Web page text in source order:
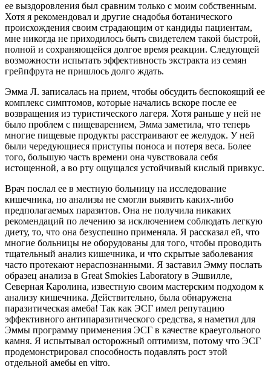
ее выздоровления был сравним только с моим собственным.
Хотя я рекомендовал и другие снадобья ботанического
происхождения своим страдающим от кандиды пациентам,
мне никогда не приходилось быть свидетелем такой быстрой,
полной и сохраняющейся долгое время реакции. Следующей
возможности испытать эффективность экстракта из семян
грейпфрута не пришлось долго ждать.
Эмма Л. записалась на прием, чтобы обсудить беспокоящий ее
комплекс симптомов, которые начались вскоре после ее
возвращения из туристического лагеря. Хотя раньше у ней не
было проблем с пищеварением, Эмма заметила, что теперь
многие пищевые продукты расстраивают ее желудок. У ней
были чередующиеся приступы поноса и потеря веса. Более
того, большую часть времени она чувствовала себя
истощенной, а во рту ощущался устойчивый кислый привкус.
Врач послал ее в местную больницу на исследование
кишечника, но анализы не смогли выявить каких-либо
предполагаемых паразитов. Она не получила никаких
рекомендаций по лечению за исключением соблюдать легкую
диету, то, что она безуспешно применяла. Я рассказал ей, что
многие больницы не оборудованы для того, чтобы проводить
тщательный анализ кишечника, и что скрытые заболевания
часто протекают нераспознанными. Я заставил Эмму послать
образец анализа в Great Smokies Laboratory в Эшвилле,
Северная Каролина, известную своим мастерским подходом к
анализу кишечника. Действительно, была обнаружена
паразитическая амеба! Так как ЭСГ имел репутацию
эффективного антипаразитического средства, я наметил для
Эммы программу применения ЭСГ в качестве краеугольного
камня. Я испытывал осторожный оптимизм, потому что ЭСГ
продемонстрировал способность подавлять рост этой
отдельной амебы en vitro.